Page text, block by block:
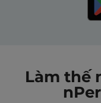
Làm thế